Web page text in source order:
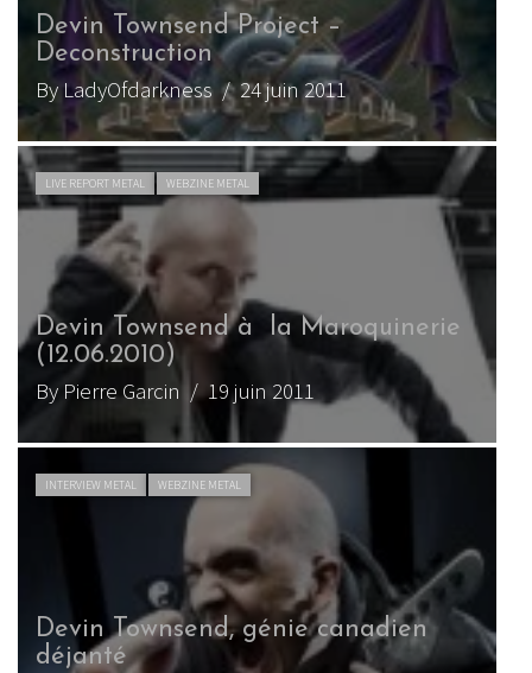
Devin Townsend Project –
Deconstruction
By LadyOfdarkness / 24 juin 2011
LIVE REPORT METAL WEBZINE METAL
Devin Townsend à la Maroquinerie
(12.06.2010)
By Pierre Garcin / 19 juin 2011
INTERVIEW METAL WEBZINE METAL
Devin Townsend, génie canadien
déjanté